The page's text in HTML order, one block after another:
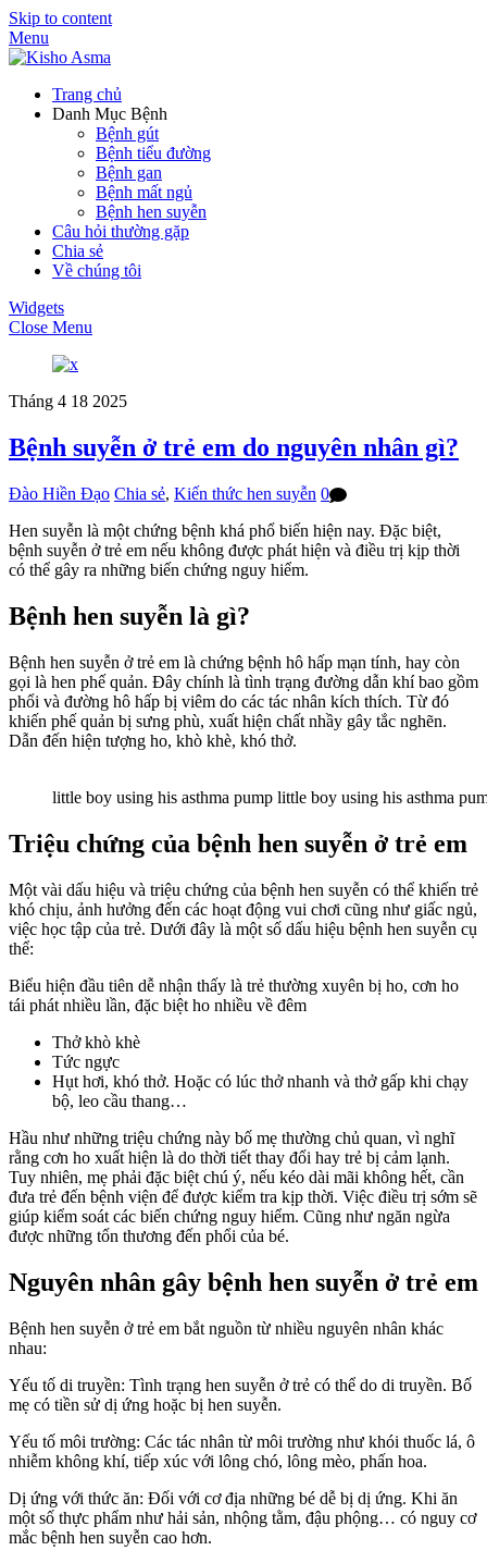
Skip to content
Menu
Trang chủ
Danh Mục Bệnh
Bệnh gút
Bệnh tiểu đường
Bệnh gan
Bệnh mất ngủ
Bệnh hen suyễn
Câu hỏi thường gặp
Chia sẻ
Về chúng tôi
Widgets
Close Menu
Tháng 4 18 2025
Bệnh suyễn ở trẻ em do nguyên nhân gì?
Đào Hiền Đạo Chia sẻ, Kiến thức hen suyễn 0
Hen suyễn là một chứng bệnh khá phổ biến hiện nay. Đặc biệt,
bệnh suyễn ở trẻ em nếu không được phát hiện và điều trị kịp thời
có thể gây ra những biến chứng nguy hiểm.
Bệnh hen suyễn là gì?
Bệnh hen suyễn ở trẻ em là chứng bệnh hô hấp mạn tính, hay còn
gọi là hen phế quản. Đây chính là tình trạng đường dẫn khí bao gồm
phổi và đường hô hấp bị viêm do các tác nhân kích thích. Từ đó
khiến phế quản bị sưng phù, xuất hiện chất nhầy gây tắc nghẽn.
Dẫn đến hiện tượng ho, khò khè, khó thở.
little boy using his asthma pump little boy using his asthma
Triệu chứng của bệnh hen suyễn ở trẻ em
Một vài dấu hiệu và triệu chứng của bệnh hen suyễn có thể khiến trẻ
khó chịu, ảnh hưởng đến các hoạt động vui chơi cũng như giấc ngủ,
việc học tập của trẻ. Dưới đây là một số dấu hiệu bệnh hen suyễn cụ
thể:
Biểu hiện đầu tiên dễ nhận thấy là trẻ thường xuyên bị ho, cơn ho
tái phát nhiều lần, đặc biệt ho nhiều về đêm
Thở khò khè
Tức ngực
Hụt hơi, khó thở. Hoặc có lúc thở nhanh và thở gấp khi chạy
bộ, leo cầu thang…
Hầu như những triệu chứng này bố mẹ thường chủ quan, vì nghĩ
rằng cơn ho xuất hiện là do thời tiết thay đổi hay trẻ bị cảm lạnh.
Tuy nhiên, mẹ phải đặc biệt chú ý, nếu kéo dài mãi không hết, cần
đưa trẻ đến bệnh viện để được kiểm tra kịp thời. Việc điều trị sớm sẽ
giúp kiểm soát các biến chứng nguy hiểm. Cũng như ngăn ngừa
được những tổn thương đến phổi của bé.
Nguyên nhân gây bệnh hen suyễn ở trẻ em
Bệnh hen suyễn ở trẻ em bắt nguồn từ nhiều nguyên nhân khác
nhau:
Yếu tố di truyền: Tình trạng hen suyễn ở trẻ có thể do di truyền. Bố
mẹ có tiền sử dị ứng hoặc bị hen suyễn.
Yếu tố môi trường: Các tác nhân từ môi trường như khói thuốc lá, ô
nhiễm không khí, tiếp xúc với lông chó, lông mèo, phấn hoa.
Dị ứng với thức ăn: Đối với cơ địa những bé dễ bị dị ứng. Khi ăn
một số thực phẩm như hải sản, nhộng tằm, đậu phộng… có nguy cơ
mắc bệnh hen suyễn cao hơn.